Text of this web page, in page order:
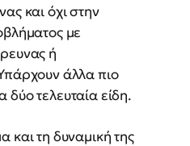
και όχι στην
με
ή
άλλα πιο
τελευταία είδη.
και τη δυναμική της